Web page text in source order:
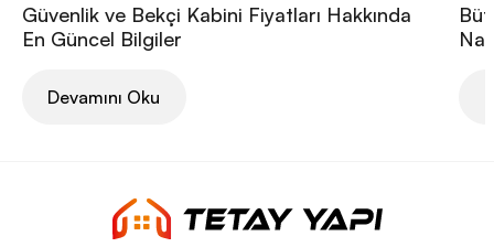
Güvenlik ve Bekçi Kabini Fiyatları Hakkında
En Güncel Bilgiler
Devamını Oku